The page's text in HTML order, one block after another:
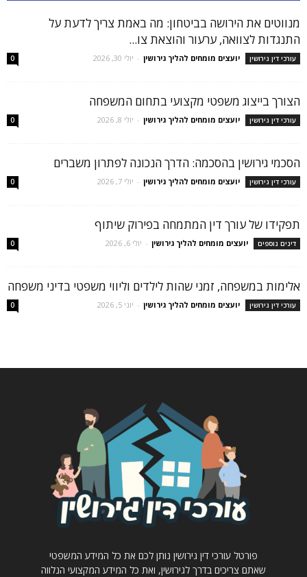
מנווטים את הירושה בביטחון: מה באמת צריך לדעת על
התנגדות לצוואה, ערעור והוצאת צו...
עורכי דין גירושין יועצים מומחים להליך גירושין - יולי 30, 2026 0
הצורך בייצוג משפטי מקצועי בתחום המשפחה
עורכי דין גירושין יועצים מומחים להליך גירושין - יולי 8, 2026 0
הסכמי גירושין בהסכמה: הדרך הנכונה לפתרון משברים
עורכי דין גירושין יועצים מומחים להליך גירושין - יולי 7, 2026 0
תפקידו של עורך דין המתמחה בפירוק שיתוף
דינים נוספים יועצים מומחים להליך גירושין - יולי 6, 2026 0
אלימות במשפחה, זמני שהות לילדים וליווי משפטי בדיני משפחה
עורכי דין גירושין יועצים מומחים להליך גירושין - יוני 5, 2026 0
פורטל עורכי דין גירושין נותן לכם את כל המידע המשפטי
שאתם צריכים בדרך לגירושין, ואת כל המידע המקצועי הנלווה